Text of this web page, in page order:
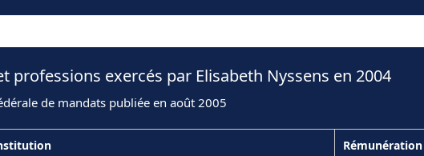
professions exercés par Elisabeth Nyssens en 2004
de mandats publiée en août 2005
Rémunération